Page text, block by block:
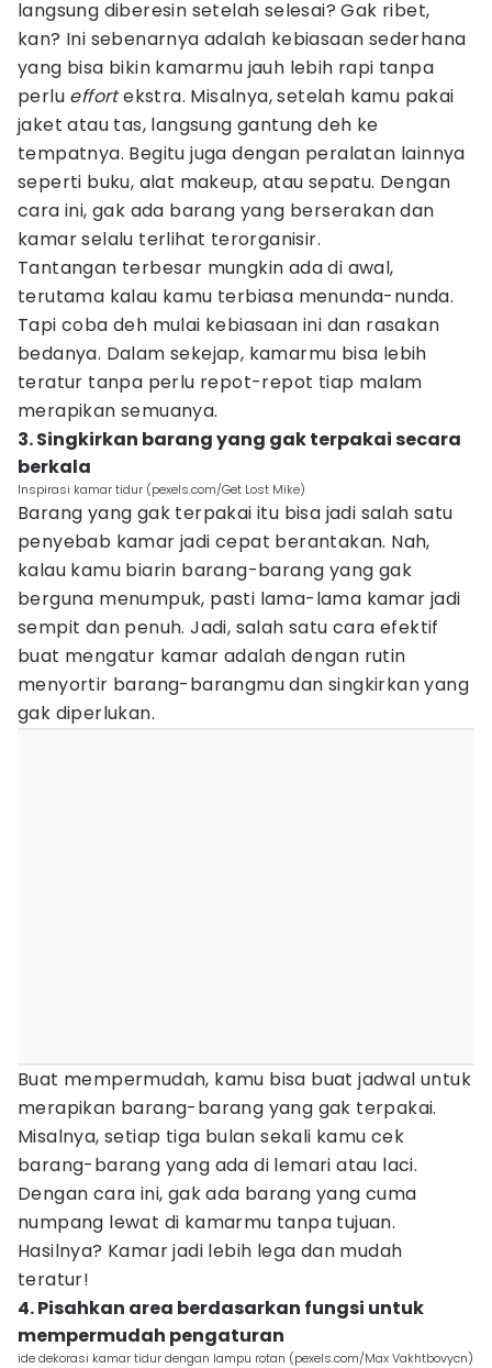
langsung diberesin setelah selesai? Gak ribet,
kan? Ini sebenarnya adalah kebiasaan sederhana
yang bisa bikin kamarmu jauh lebih rapi tanpa
perlu effortekstra. Misalnya, setelah kamu pakai
jaket atau tas, langsung gantung deh ke
tempatnya. Begitu juga dengan peralatan lainnya
seperti buku, alat makeup, atau sepatu. Dengan
cara ini, gak ada barang yang berserakan dan
kamar selalu terlihat terorganisir.
Tantangan terbesar mungkin ada di awal,
terutama kalau kamu terbiasa menunda-nunda.
Tapi coba deh mulai kebiasaan ini dan rasakan
bedanya. Dalam sekejap, kamarmu bisa lebih
teratur tanpa perlu repot-repot tiap malam
merapikan semuanya.
3. Singkirkan barang yang gak terpakai secara
berkala
Inspirasi kamar tidur (pexels.com/Get Lost Mike)
Barang yang gak terpakai itu bisa jadi salah satu
penyebab kamar jadi cepat berantakan. Nah,
kalau kamu biarin barang-barang yang gak
berguna menumpuk, pasti lama-lama kamar jadi
sempit dan penuh. Jadi, salah satu cara efektif
buat mengatur kamar adalah dengan rutin
menyortir barang-barangmu dan singkirkan yang
gak diperlukan.
Buat mempermudah, kamu bisa buat jadwal untuk
merapikan barang-barang yang gak terpakai.
Misalnya, setiap tiga bulan sekali kamu cek
barang-barang yang ada di lemari atau laci.
Dengan cara ini, gak ada barang yang cuma
numpang lewat di kamarmu tanpa tujuan.
Hasilnya? Kamar jadi lebih lega dan mudah
teratur!
4. Pisahkan area berdasarkan fungsi untuk
mempermudah pengaturan
ide dekorasi kamar tidur dengan lampu rotan (pexels.com/Max Vakhtbovycn)